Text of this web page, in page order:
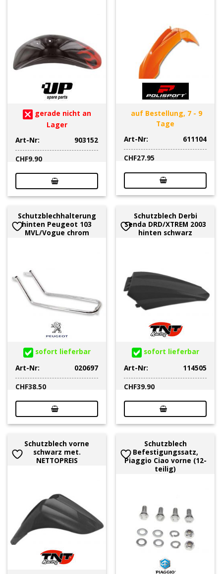
gerade nicht an
Lager
Art-Nr:
903152
CHF9.90
auf Bestellung, 7 - 9
Tage
Art-Nr:
611104
CHF27.95
Schutzblechhalterung
hinten Peugeot 103
MVL/Vogue chrom
sofort lieferbar
Art-Nr:
020697
CHF38.50
Schutzblech Derbi
Senda DRD/XTREM 2003
hinten schwarz
sofort lieferbar
Art-Nr:
114505
CHF39.90
Schutzblech vorne
schwarz met.
NETTOPREIS
Schutzblech
Befestigungssatz,
Piaggio Ciao vorne (12-
teilig)